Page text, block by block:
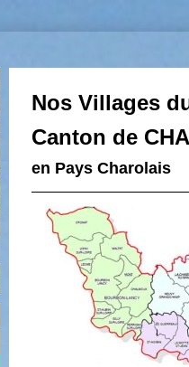
Nos Villages
Canton de
en Pays Charolais